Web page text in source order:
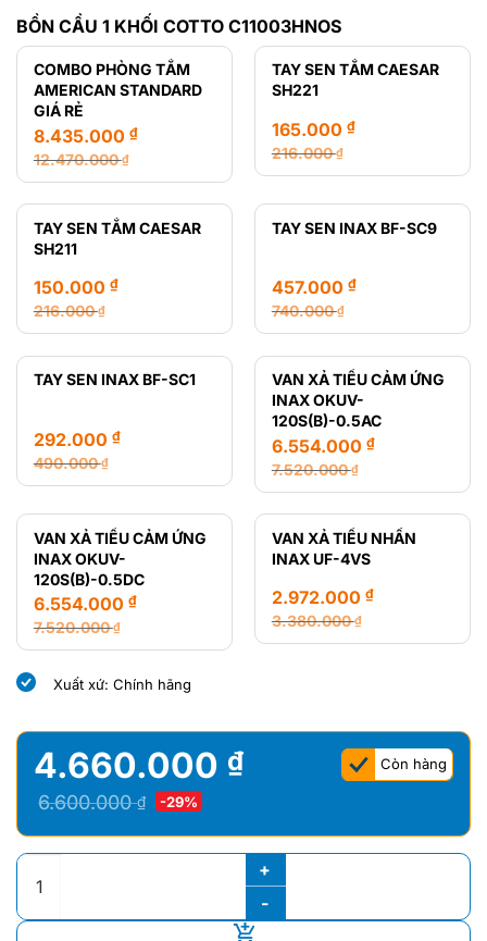
BỒN CẦU 1 KHỐI COTTO C11003HNOS
COMBO PHÒNG TẮM
AMERICAN STANDARD
GIÁ RẺ
12.470.000₫
Giá
gốc
là:
12.470.000 ₫.
8.435.000 ₫
Giá
hiện
tại
là:
TAY SEN TẮM CAESAR
SH221
216.000₫
Giá
216.000 ₫.
165.000 ₫
Giá
là:
TAY SEN TẮM CAESAR
SH211
216.000₫
Giá
gốc
là:
150.000 ₫
Giá
hiện
tại
TAY SEN INAX BF-SC9
740.000₫
Giá
gốc
là:
740.000 ₫.
457.000 ₫
Giá
hiện
tại
là:
457.000 ₫.
TAY SEN INAX BF-SC1
490.000₫
Giá
490.000 ₫.
292.000 ₫
Giá
là:
292.000 ₫.
VAN XẢ TIỂU CẢM ỨNG
INAX OKUV-
120S(B)-0.5AC
7.520.000₫
Giá
gốc
là:
7.520.000 ₫.
6.554.000 ₫
Giá
hiện
tại
là:
VAN XẢ TIỂU CẢM ỨNG
INAX OKUV-
120S(B)-0.5DC
7.520.000₫
Giá
là:
6.554.000 ₫
Giá
tại
6.554.000 ₫.
VAN XẢ TIỂU NHẤN
INAX UF-4VS
3.380.000₫
Giá
2.972.000 ₫
Giá
2.972.000 ₫.
Xuất xứ: Chính hãng
6.600.000₫
Giá
là:
6.600.000 ₫.
4.660.000 ₫
Giá
tại
là:
4.660.000 ₫.
-29%
Còn hàng
BỒN CẦU 1 KHỐI COTTO C11003HNOS số lượng